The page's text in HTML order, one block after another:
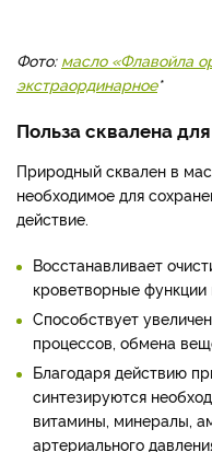
Фото: масло «Флавойла
экстраординарное*
Польза сквалена
Природный сквален в
необходимое для
действие.
Восстанавливает
кроветворные функции
Способствует
процессов, обмена
Благодаря действию
синтезируются
витамины, минералы,
артериального